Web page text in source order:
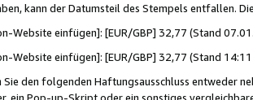
kann der Datumsteil des Stempels entfallen.
Website einfügen]: [EUR/GBP] 32,77 (Stand
Website einfügen]: [EUR/GBP] 32,77 (Stand
Sie den folgenden Haftungsausschluss entweder
ein Pop-up-Skript oder ein sonstiges